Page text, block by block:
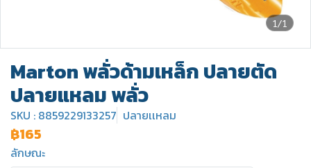
1/1
Marton พลั่วด้ามเหล็ก ปลายตัด
ปลายแหลม พลั่ว
SKU : 8859229133257 ปลายเเหลม
฿165
ลักษณะ